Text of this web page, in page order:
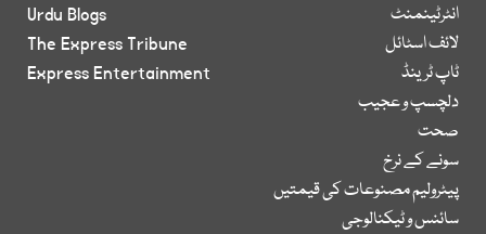
انٹرٹینمنٹ
لائف اسٹائل
ٹاپ ٹرینڈ
دلچسپ و عجیب
صحت
سونے کے نرخ
پیٹرولیم مصنوعات کی قیمتیں
سائنس و ٹیکنالوجی
Urdu Blogs
The Express Tribune
Express Entertainment